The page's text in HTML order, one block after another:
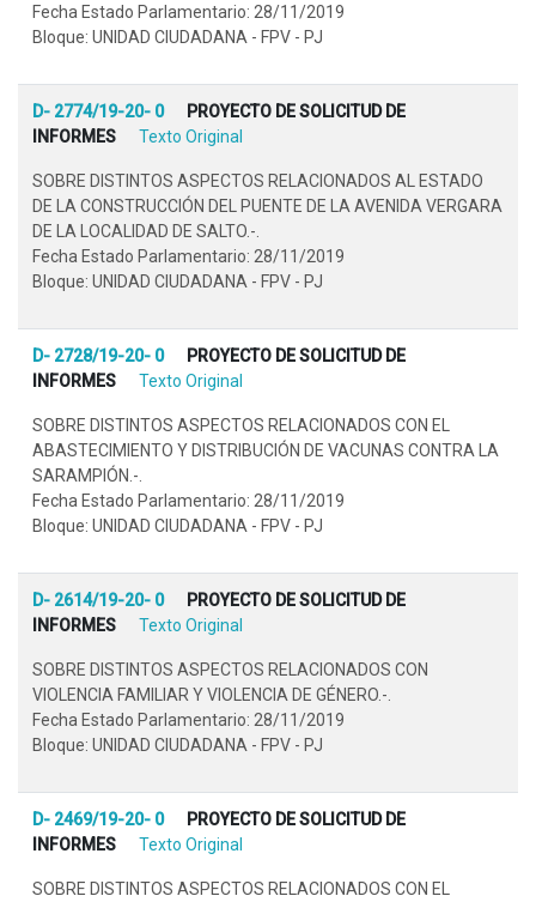
Fecha Estado Parlamentario: 28/11/2019
Bloque: UNIDAD CIUDADANA - FPV - PJ
D- 2774/19-20- 0
PROYECTO DE SOLICITUD DE
INFORMES
Texto Original
SOBRE DISTINTOS ASPECTOS RELACIONADOS AL ESTADO
DE LA CONSTRUCCIÓN DEL PUENTE DE LA AVENIDA VERGARA
DE LA LOCALIDAD DE SALTO.-.
Fecha Estado Parlamentario: 28/11/2019
Bloque: UNIDAD CIUDADANA - FPV - PJ
D- 2728/19-20- 0
PROYECTO DE SOLICITUD DE
INFORMES
Texto Original
SOBRE DISTINTOS ASPECTOS RELACIONADOS CON EL
ABASTECIMIENTO Y DISTRIBUCIÓN DE VACUNAS CONTRA LA
SARAMPIÓN.-.
Fecha Estado Parlamentario: 28/11/2019
Bloque: UNIDAD CIUDADANA - FPV - PJ
D- 2614/19-20- 0
PROYECTO DE SOLICITUD DE
INFORMES
Texto Original
SOBRE DISTINTOS ASPECTOS RELACIONADOS CON
VIOLENCIA FAMILIAR Y VIOLENCIA DE GÉNERO.-.
Fecha Estado Parlamentario: 28/11/2019
Bloque: UNIDAD CIUDADANA - FPV - PJ
D- 2469/19-20- 0
PROYECTO DE SOLICITUD DE
INFORMES
Texto Original
SOBRE DISTINTOS ASPECTOS RELACIONADOS CON EL